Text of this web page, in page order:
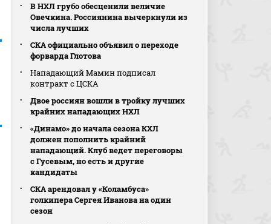
В НХЛ грубо обесценили величие
Овечкина. Россиянина вычеркнули из
числа лучших
СКА официально объявил о переходе
форварда Глотова
Нападающий Мамин подписал
контракт с ЦСКА
Двое россиян вошли в тройку лучших
крайних нападающих НХЛ
«Динамо» до начала сезона КХЛ
должен пополнить крайний
нападающий. Клуб ведет переговоры
с Гусевым, но есть и другие
кандидаты
СКА арендовал у «Коламбуса»
голкипера Сергея Иванова на один
сезон